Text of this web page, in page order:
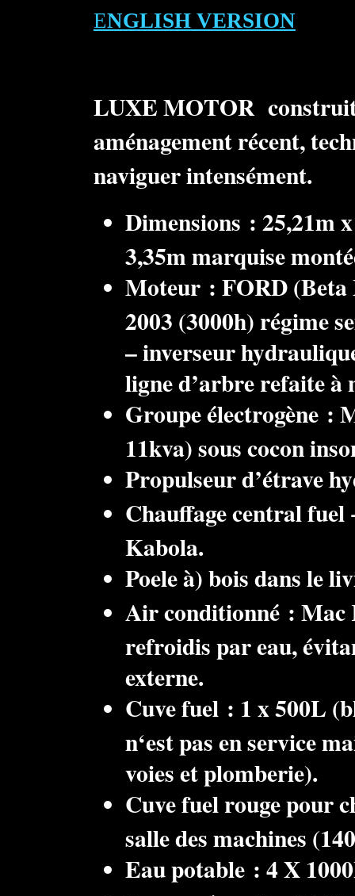
ENGLISH VERSION
LUXE MOTOR construit
aménagement récent,
naviguer intensément.
Dimensions : 25,21m
3,35m marquise
Moteur : FORD (Beta
2003 (3000h) régime
– inverseur
ligne d’arbre refaite à
Groupe électrogène :
11kva) sous cocon
Propulseur d’étrave
Chauffage central fuel
Kabola.
Poele à) bois dans le
Air conditionné : Mac
refroidis par eau,
externe.
Cuve fuel : 1 x 500L
n‘est pas en service
voies et plomberie).
Cuve fuel rouge pour
salle des machines
Eau potable : 4 X